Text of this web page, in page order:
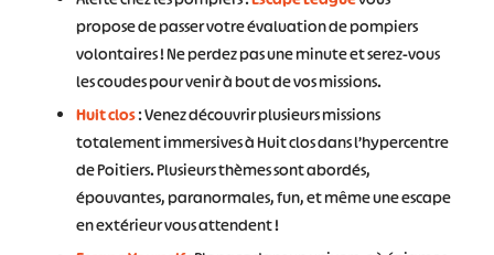
propose de passer votre évaluation de pompiers
volontaires ! Ne perdez pas une minute et serez-vous
les coudes pour venir à bout de vos missions.
Huit clos: Venez découvrir plusieurs missions
totalement immersives à Huit clos dans l’hypercentre
de Poitiers. Plusieurs thèmes sont abordés,
épouvantes, paranormales, fun, et même une escape
en extérieur vous attendent !